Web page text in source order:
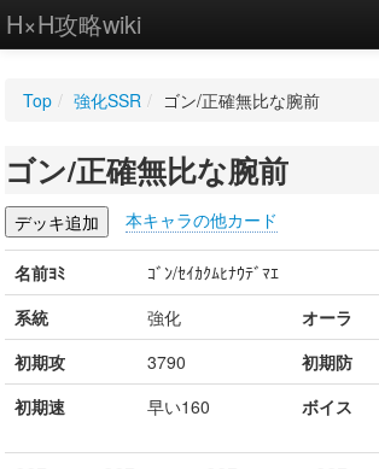
H×H攻略wiki
WIKI
設定
Top / 強化SSR / ゴン/正確無比な腕前
ゴン/正確無比な腕前
本キャラの他カード
名前ﾖﾐ
ｺﾞﾝ/ｾｲｶｸﾑﾋﾅｳﾃﾞﾏｴ
系統
強化 オーラ
初期攻
3790 初期防
初期速
早い160 ボイス